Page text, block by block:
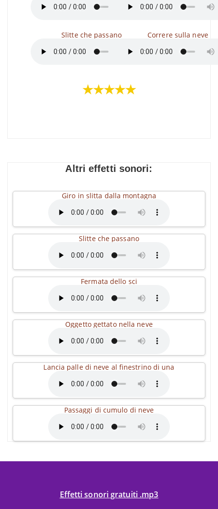
Slitte che passano Correre sulla neve
★★★★★
Altri effetti sonori:
Giro in slitta dalla montagna
Slitte che passano
Fermata dello sci
Oggetto gettato nella neve
Lancia palle di neve al finestrino di una
Passaggi di cumulo di neve
Effetti sonori gratuiti .mp3